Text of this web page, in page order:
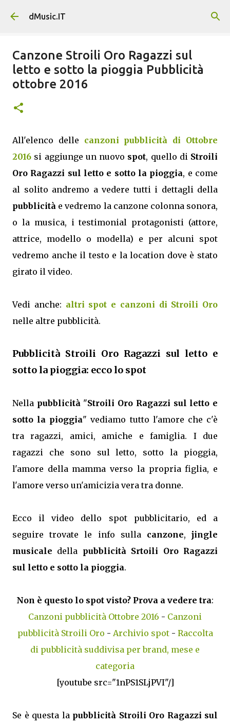
Passa ai contenuti principali
dMusic.IT
Canzone Stroili Oro Ragazzi sul
letto e sotto la pioggia Pubblicità
ottobre 2016
All'elenco delle canzoni pubblicità di Ottobre
2016 si aggiunge un nuovo spot, quello di Stroili
Oro Ragazzi sul letto e sotto la pioggia, e come
al solito andremo a vedere tutti i dettagli della
pubblicità e vedremo la canzone colonna sonora,
o la musica, i testimonial protagonisti (attore,
attrice, modello o modella) e per alcuni spot
vedremo anche il testo e la location dove è stato
girato il video.
Vedi anche: altri spot e canzoni di Stroili Oro
nelle altre pubblicità.
Pubblicità Stroili Oro Ragazzi sul letto e
sotto la pioggia: ecco lo spot
Nella pubblicità"Stroili Oro Ragazzi sul letto e
sotto la pioggia" vediamo tutto l'amore che c'è
tra ragazzi, amici, amiche e famiglia. I due
ragazzi che sono sul letto, sotto la pioggia,
l'amore della mamma verso la propria figlia, e
l'amore verso un'amicizia vera tra donne.
Ecco il video dello spot pubblicitario, ed a
seguire trovate le info sulla canzone,jingle
musicale della pubblicità Srtoili Oro Ragazzi
sul letto e sotto la pioggia.
Non è questo lo spot visto? Prova a vedere tra:
Canzoni pubblicità Ottobre 2016 - Canzoni
pubblicità Stroili Oro - Archivio spot- Raccolta
di pubblicità suddivisa per brand, mese e
categoria
[youtube src="1nPS1SLjPVI"/]
Se è questa la pubblicità Stroili Oro Ragazzi sul